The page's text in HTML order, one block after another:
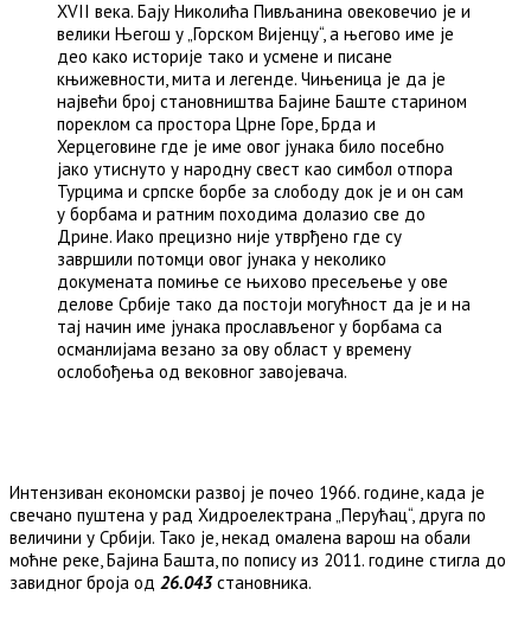
XVII века. Бају Николића Пивљанина овековечио је и
велики Његош у „Горском Вијенцу“, а његово име је
део како историје тако и усмене и писане
књижевности, мита и легенде. Чињеница је да је
највећи број становништва Бајине Баште старином
пореклом са простора Црне Горе, Брда и
Херцеговине где је име овог јунака било посебно
јако утиснуто у народну свест као симбол отпора
Турцима и српске борбе за слободу док је и он сам
у борбама и ратним походима долазио све до
Дрине. Иако прецизно није утврђено где су
завршили потомци овог јунака у неколико
докумената помиње се њихово пресељење у ове
делове Србије тако да постоји могућност да је и на
тај начин име јунака прослављеног у борбама са
османлијама везано за ову област у времену
ослобођења од вековног завојевача.
Интензиван eкономски развој је почео 1966. године, када је
свечано пуштена у рад Хидроелектрана „Перућац“, друга по
величини у Србији. Тако је, некад омалена варош на обали
моћне реке, Бајина Башта, по попису из 2011. године стигла до
завидног броја од 26.043становника.